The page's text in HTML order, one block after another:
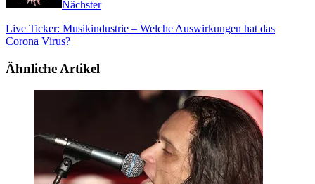
Nächster
Live Ticker: Musikindustrie – Welche Auswirkungen hat das
Corona Virus?
Ähnliche Artikel